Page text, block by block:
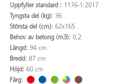
Uppfyller standard : 1176-1:2017
Tyngsta del (kg): 36
Största del (cm): 62x165
Behov av betong (m3): 0,2
Längd: 94 cm
Bredd: 87 cm
Höjd: 60 cm
Färg: